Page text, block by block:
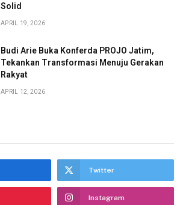
Solid
APRIL 19, 2026
Budi Arie Buka Konferda PROJO Jatim,
Tekankan Transformasi Menuju Gerakan
Rakyat
APRIL 12, 2026
Twitter
Instagram